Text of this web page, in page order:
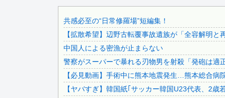
日本をダメにした総理大臣、ワースト１位が同点でこの人
【速報】 みいちゃん、覚醒し戦闘民族化。お子様二人をフ
【画像】 トラックの運ちゃん御用達ターミナル食堂のざっ
海外「日本はさすが過ぎるｗ」 日本は野生動物の喧嘩さえ
【驚愕】 巨大カタツムリの ”殻だけ” を採取する方法、...
外国人「日本はお手本だ」日本人、世界最高峰プレミアで
【動画】 ロシアの空挺兵、パラシュートが開かずに墜落し
「なんという上品さ」
見ても一般人ではな
共感必至の“日常修羅場”短編集！
【拡散希望】辺野古転覆事故遺族が「全容解明
中国人による密漁が止まらない
警察がスーパーで暴れる刃物男を射殺「発砲は適
【必見動画】手術中に熊本地震発生…熊本総合病
【ヤバすぎ】韓国紙｢サッカー韓国U23代表、2歳